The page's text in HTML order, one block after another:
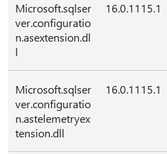
Microsoft.sqlser
ver.configuratio
n.asextension.dl
l
16.0.1115.1
Microsoft.sqlser
ver.configuratio
n.astelemetryex
tension.dll
16.0.1115.1